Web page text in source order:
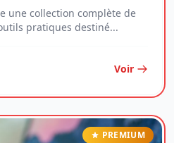
une collection complète de
pratiques destiné...
Voir
PREMIUM